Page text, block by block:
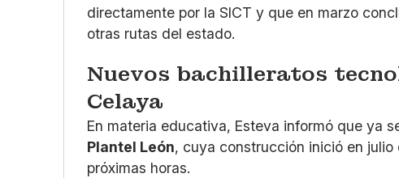
directamente por la SICT y que en marzo
otras rutas del estado.
Nuevos bachilleratos
Celaya
En materia educativa, Esteva informó que ya
Plantel León, cuya construcción inició en
próximas horas.